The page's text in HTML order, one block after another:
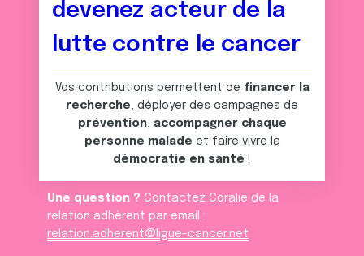
devenez acteur de la
lutte contre le cancer
Vos contributions permettent de financer la
recherche , déployer des campagnes de
prévention,
accompagner chaque
personne malade et faire vivre la
démocratie en santé !
Une question ? Contactez Coralie de la
relation adhèrent par email :
relation.adherent@ligue-cancer.net